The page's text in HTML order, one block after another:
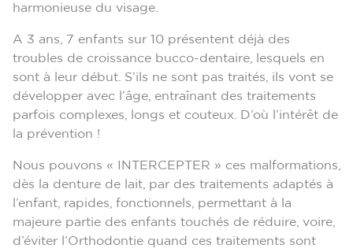
harmonieuse du visage.
A 3 ans, 7 enfants sur 10 présentent déjà des
troubles de croissance bucco-dentaire, lesquels en
sont à leur début. S’ils ne sont pas traités, ils vont se
développer avec l’âge, entraînant des traitements
parfois complexes, longs et couteux. D’où l’intérêt de
la prévention !
Nous pouvons « INTERCEPTER » ces malformations,
dès la denture de lait, par des traitements adaptés à
l’enfant, rapides, fonctionnels, permettant à la
majeure partie des enfants touchés de réduire, voire,
d’éviter l’Orthodontie quand ces traitements sont